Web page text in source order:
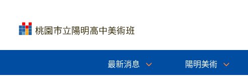
最新消息 陽明美術